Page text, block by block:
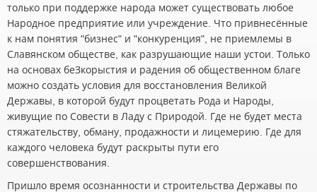
только при поддержке народа может существовать любое
Народное предприятие или учреждение. Что привнесённые
к нам понятия "бизнес" и "конкуренция", не приемлемы в
Славянском обществе, как разрушающие наши устои. Только
на основах беЗкорыстия и радения об общественном благе
можно создать условия для восстановления Великой
Державы, в которой будут процветать Рода и Народы,
живущие по Совести в Ладу с Природой. Где не будет места
стяжательству, обману, продажности и лицемерию. Где для
каждого человека будут раскрыты пути его
совершенствования.
Пришло время осознанности и строительства Державы по